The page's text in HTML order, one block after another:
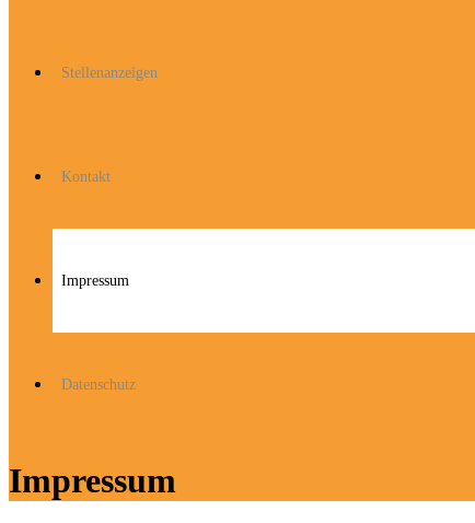
Stellenanzeigen
Kontakt
Impressum
Datenschutz
Impressum